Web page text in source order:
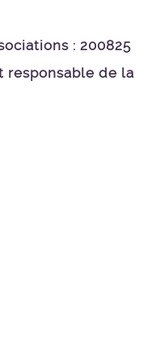
: 200825
responsable de la